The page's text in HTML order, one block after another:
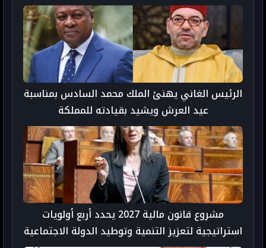
الرئيس الغاني يهنئ الملك محمد السادس بمناسبة
عيد العرش ويشيد بقيادته للمملكة
مشروع قانون مالية 2027 يحدد أربع أولويات
استراتيجية لتعزيز التنمية وتوطيد الدولة الاجتماعية